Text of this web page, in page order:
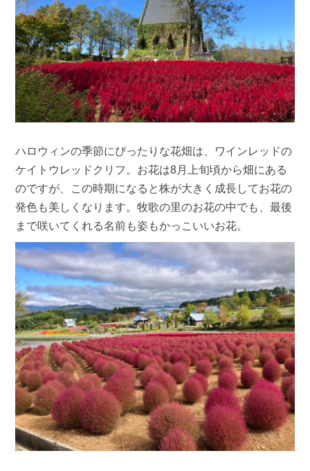
ハロウィンの季節にぴったりな花畑は、ワインレッドの
ケイトウレッドクリフ。お花は8月上旬頃から畑にある
のですが、この時期になると株が大きく成長してお花の
発色も美しくなります。牧歌の里のお花の中でも、最後
まで咲いてくれる名前も姿もかっこいいお花。